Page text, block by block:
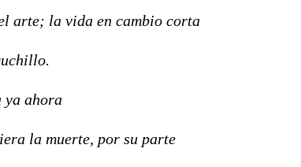
arte; la vida en cambio corta
ya ahora
la muerte, por su parte